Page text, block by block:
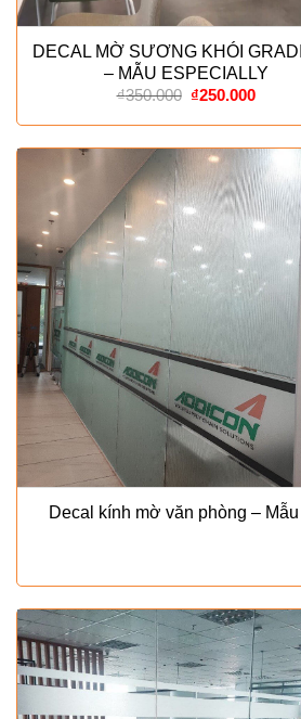
DECAL MỜ SƯƠNG KHÓI
– MẪU ESPECIALLY
₫350.000 Giá
là:
₫250.000Giá
tại
Decal kính mờ văn phòng – Mẫu